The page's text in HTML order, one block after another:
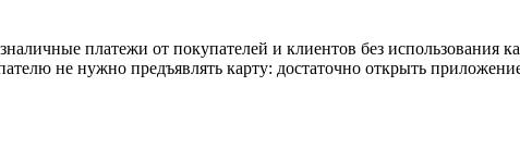
платежи от покупателей и клиентов без использования
не нужно предъявлять карту: достаточно открыть